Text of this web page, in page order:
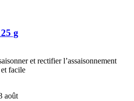
g
et rectifier l’assaisonnement
facile
août